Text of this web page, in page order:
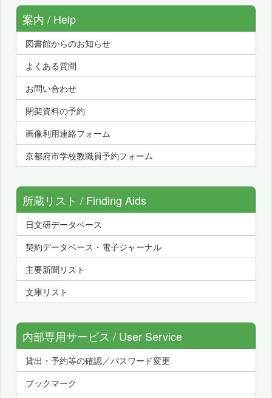
案内 / Help
図書館からのお知らせ
よくある質問
お問い合わせ
閉架資料の予約
画像利用連絡フォーム
京都府市学校教職員予約フォーム
所蔵リスト / Finding Aids
日文研データベース
契約データベース・電子ジャーナル
主要新聞リスト
文庫リスト
内部専用サービス / User Service
貸出・予約等の確認／パスワード変更
ブックマーク